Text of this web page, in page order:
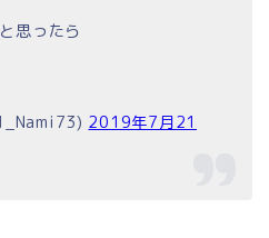
思ったら
2019年7月21